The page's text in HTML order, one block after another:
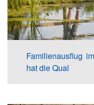
Familienausflug
hat die Qual